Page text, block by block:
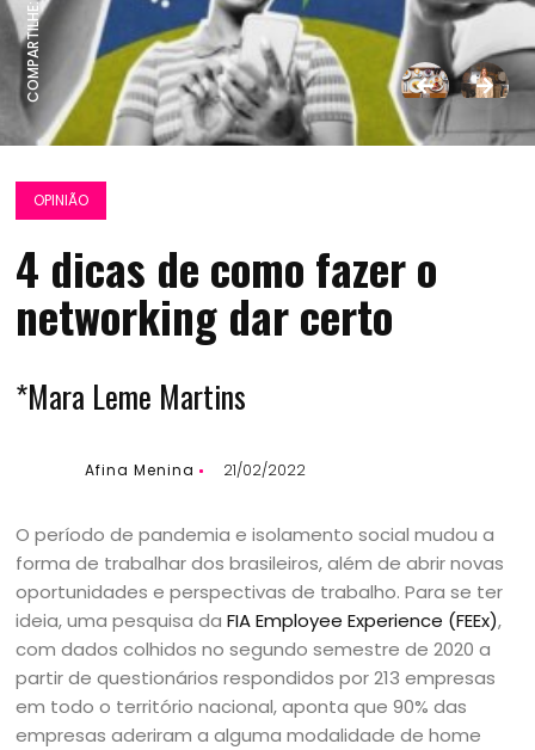
COMPARTILHE:
OPINIÃO
4 dicas de como fazer o
networking dar certo
*Mara Leme Martins
Afina Menina 21/02/2022
O período de pandemia e isolamento social mudou a
forma de trabalhar dos brasileiros, além de abrir novas
oportunidades e perspectivas de trabalho. Para se ter
ideia, uma pesquisa daFIA Employee Experience (FEEx),
com dados colhidos no segundo semestre de 2020 a
partir de questionários respondidos por 213 empresas
em todo o território nacional, aponta que 90% das
empresas aderiram a alguma modalidade de home